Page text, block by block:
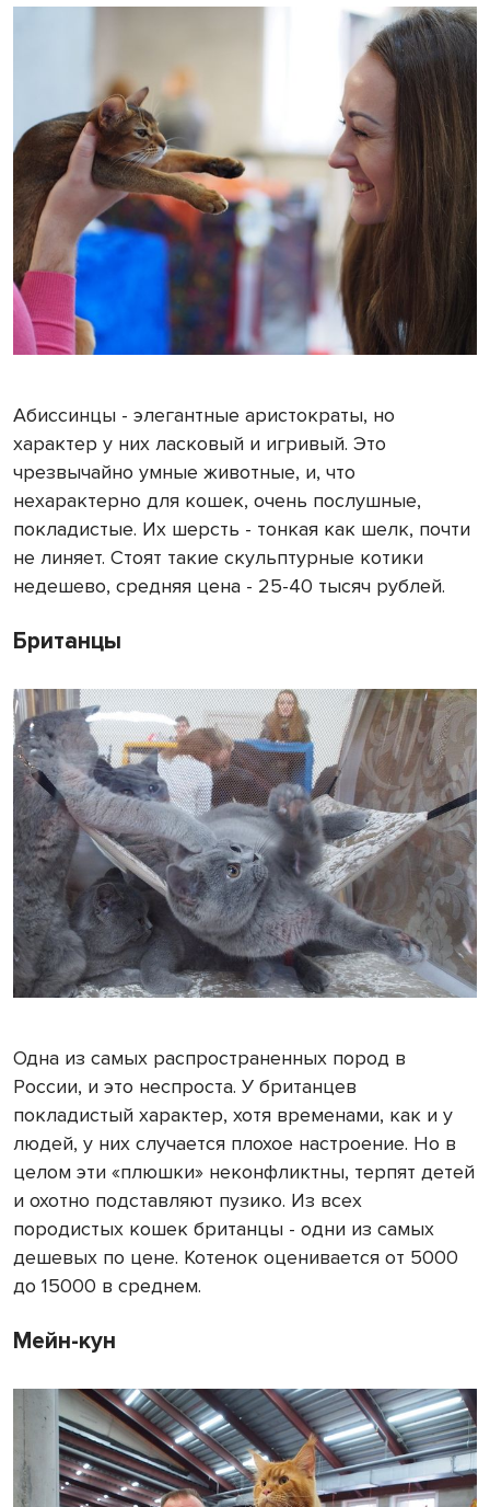
Абиссинцы - элегантные аристократы, но
характер у них ласковый и игривый. Это
чрезвычайно умные животные, и, что
нехарактерно для кошек, очень послушные,
покладистые. Их шерсть - тонкая как шелк, почти
не линяет. Стоят такие скульптурные котики
недешево, средняя цена - 25-40 тысяч рублей.
Британцы
Одна из самых распространенных пород в
России, и это неспроста. У британцев
покладистый характер, хотя временами, как и у
людей, у них случается плохое настроение. Но в
целом эти «плюшки» неконфликтны, терпят детей
и охотно подставляют пузико. Из всех
породистых кошек британцы - одни из самых
дешевых по цене. Котенок оценивается от 5000
до 15000 в среднем.
Мейн-кун